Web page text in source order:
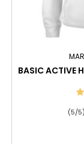
BASIC ACTIVE
(5/5